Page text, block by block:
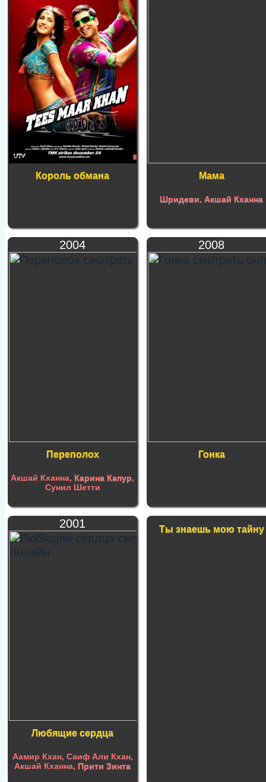
Король обмана Мама
Шридеви,Акшай Кханна
2004
Переполох
Акшай Кханна,Карина Капур,
Сунил Шетти
2008
Гонка
2001
Любящие сердца
Аамир Кхан, Саиф Али Кхан,
Акшай Кханна,Прити Зинта
Ты знаешь мою тайну